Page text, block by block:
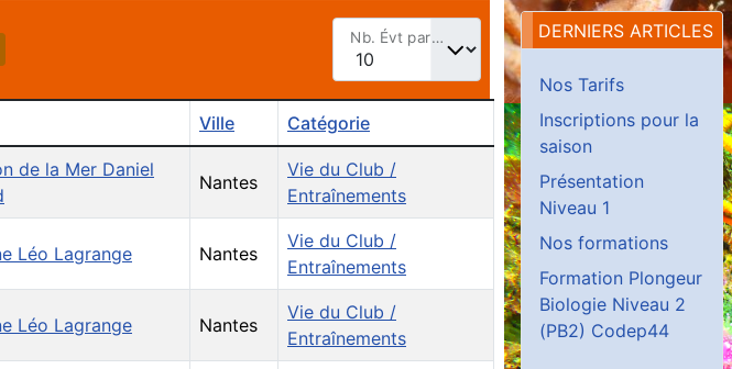
Nb. Évt par page
Ville Catégorie
de la Mer Daniel
Nantes
Vie du Club /
Entraînements
Léo Lagrange Nantes
Vie du Club /
Entraînements
Léo Lagrange Nantes
Vie du Club /
Entraînements
DERNIERS ARTICLES
Nos Tarifs
Inscriptions pour la
saison
Présentation
Niveau 1
Nos formations
Formation Plongeur
Biologie Niveau 2
(PB2) Codep44